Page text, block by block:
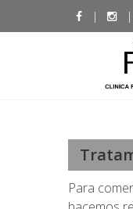
| |
Fisyos
Clínica de fisioterapia,
Para